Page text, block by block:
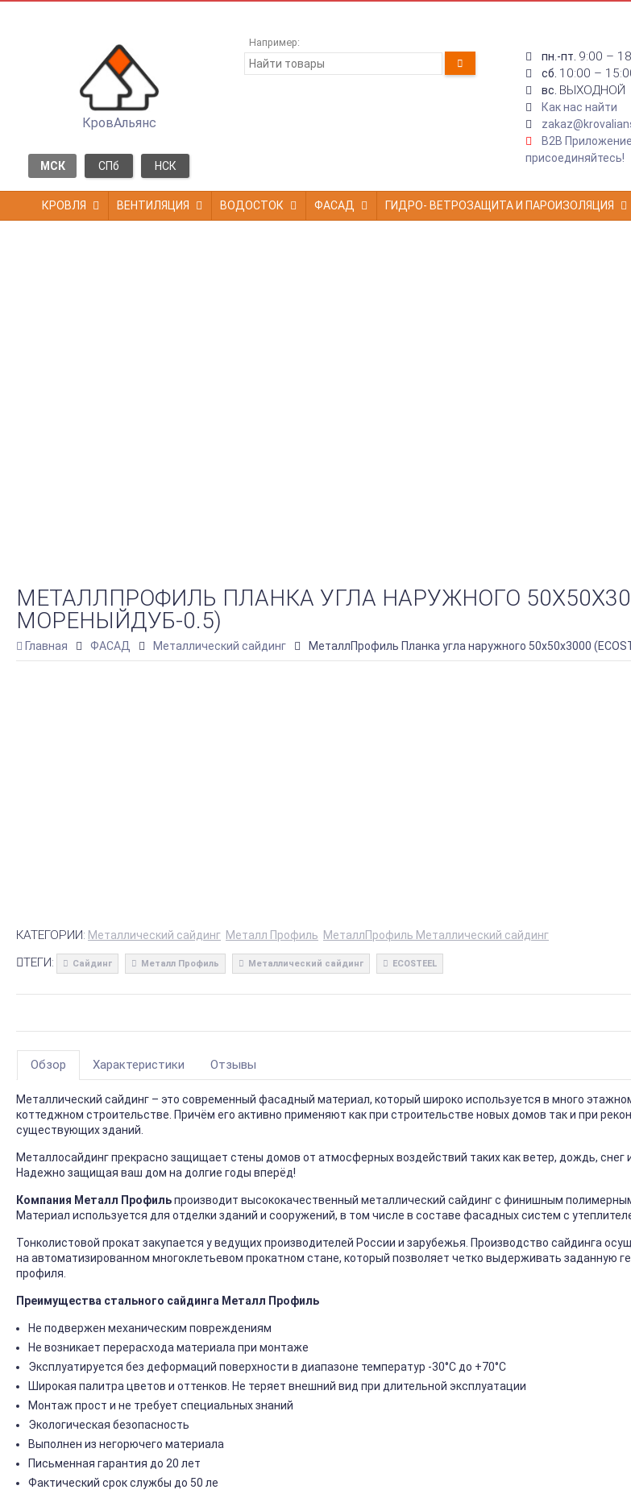
КровАльянс
МСК СПб НСК
Например:
пн.-пт. 9:00 –
сб. 10:00 –
вс. ВЫХОДНОЙ
Как нас найти
B2B
присоединяйтесь!
КРОВЛЯ ВЕНТИЛЯЦИЯ ВОДОСТОК ФАСАД ГИДРО- ВЕТРОЗАЩИТА И ПАРОИЗОЛЯЦИЯ
МЕТАЛЛПРОФИЛЬ ПЛАНКА УГЛА НАРУЖНОГО
МОРЕНЫЙДУБ-0.5)
Главная ФАСАД Металлический сайдинг МеталлПрофиль Планка угла наружного 50х50х3000
КАТЕГОРИИ: Металлический сайдинг Металл Профиль МеталлПрофиль Металлический сайдинг
ТЕГИ: Сайдинг Металл Профиль Металлический сайдинг ECOSTEEL
Обзор Характеристики Отзывы
Металлический сайдинг – это современный фасадный материал, который широко используется в много
коттеджном строительстве. Причём его активно применяют как при строительстве новых домов так и при
существующих зданий.
Металлосайдинг прекрасно защищает стены домов от атмосферных воздействий таких как ветер, дождь, снег
Надежно защищая ваш дом на долгие годы вперёд!
Компания Металл Профильпроизводит высококачественный металлический сайдинг с финишным
Материал используется для отделки зданий и сооружений, в том числе в составе фасадных систем с
Тонколистовой прокат закупается у ведущих производителей России и зарубежья. Производство сайдинга
на автоматизированном многоклетьевом прокатном стане, который позволяет четко выдерживать заданную
профиля.
Преимущества стального сайдинга Металл Профиль
Не подвержен механическим повреждениям
Не возникает перерасхода материала при монтаже
Эксплуатируется без деформаций поверхности в диапазоне температур -30°C до +70°C
Широкая палитра цветов и оттенков. Не теряет внешний вид при длительной эксплуатации
Монтаж прост и не требует специальных знаний
Экологическая безопасность
Выполнен из негорючего материала
Письменная гарантия до 20 лет
Фактический срок службы до 50 ле